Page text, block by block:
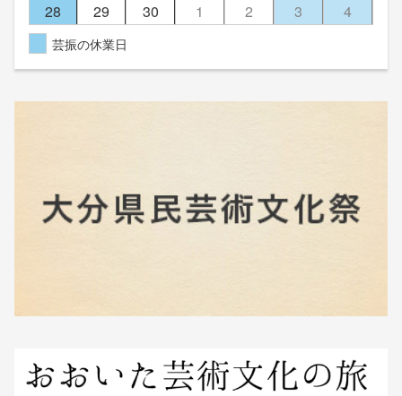
28
29 30 1 2 3 4
芸振の休業日